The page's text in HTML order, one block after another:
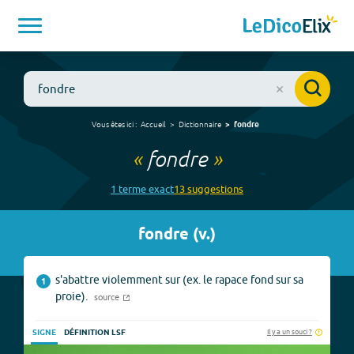
Vous êtes ici : Accueil Dictionnaire fondre
« fondre»
1 termeexact13suggestions
fondre (v.)
1
s'abattre violemment sur (ex. le rapace fond sur sa
proie).
source
SIGNE DÉFINITION LSF Il y a un souci ?